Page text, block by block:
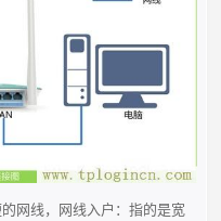
网线，网线入户：指的是宽